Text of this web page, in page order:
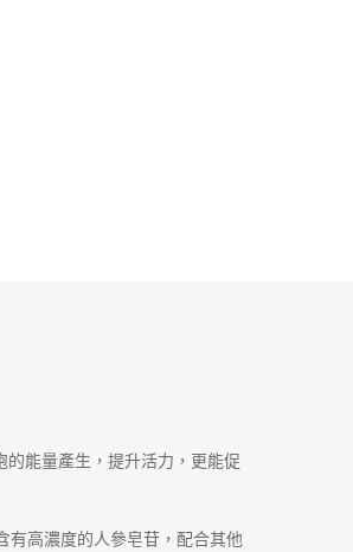
do, 32742
能量產生，提升活力，更能促
有高濃度的人參皂苷，配合其他